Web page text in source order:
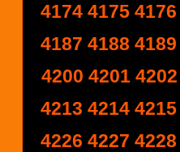
4174 4175 4176
4187 4188 4189
4200 4201 4202
4213 4214 4215
4226 4227 4228